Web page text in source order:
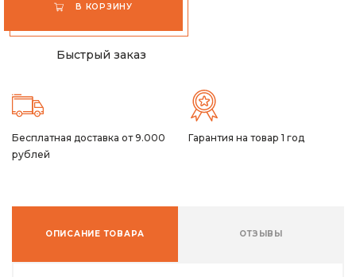
В КОРЗИНУ
Быстрый заказ
Бесплатная доставка от 9.000
рублей
Гарантия на товар 1 год
ОПИСАНИЕ ТОВАРА ОТЗЫВЫ